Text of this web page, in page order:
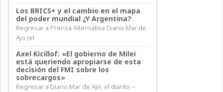
Los BRICS+ y el cambio en el mapa
del poder mundial ¿Y Argentina?
Regresar a Prensa Alternativa Diario Mar de
Ajo (el
Axel Kicillof: «El gobierno de Milei
está queriendo apropiarse de esta
decisión del FMI sobre los
sobrecargos»
Regresar a Diario Mar de Ajó, el diarito –